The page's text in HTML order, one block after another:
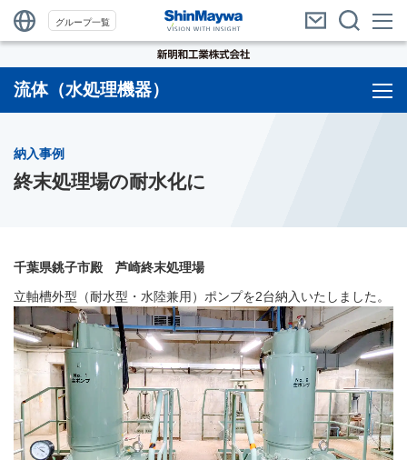
グループ一覧
流体（水処理機器）
納入事例
終末処理場の耐水化に
千葉県銚子市殿 芦崎終末処理場
立軸槽外型（耐水型・水陸兼用）ポンプを2台納入いたしました。